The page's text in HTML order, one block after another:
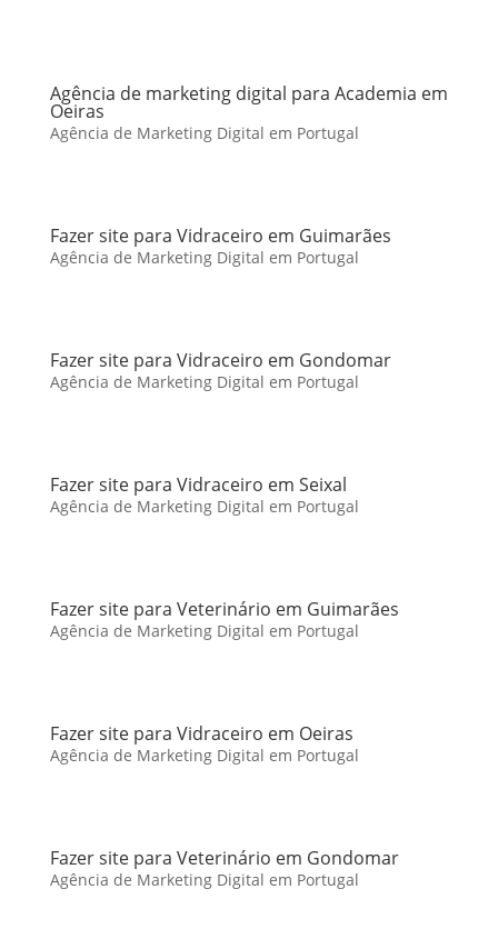
Agência de marketing digital para Academia em
Oeiras
Agência de Marketing Digital em Portugal
Fazer site para Vidraceiro em Guimarães
Agência de Marketing Digital em Portugal
Fazer site para Vidraceiro em Gondomar
Agência de Marketing Digital em Portugal
Fazer site para Vidraceiro em Seixal
Agência de Marketing Digital em Portugal
Fazer site para Veterinário em Guimarães
Agência de Marketing Digital em Portugal
Fazer site para Vidraceiro em Oeiras
Agência de Marketing Digital em Portugal
Fazer site para Veterinário em Gondomar
Agência de Marketing Digital em Portugal